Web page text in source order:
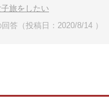
旅をしたい
答（投稿日：2020/8/14 ）